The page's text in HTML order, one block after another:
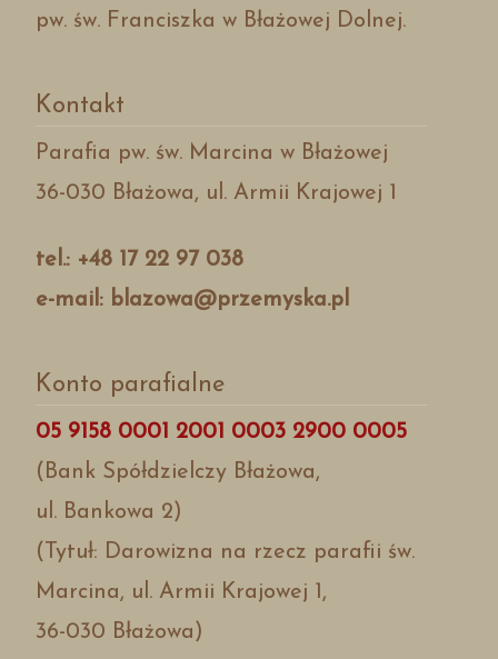
pw. św. Franciszka w Błażowej Dolnej.
Kontakt
Parafia pw. św. Marcina w Błażowej
36-030 Błażowa, ul. Armii Krajowej 1
tel.: +48 17 22 97 038
e-mail: blazowa@przemyska.pl
Konto parafialne
05 9158 0001 2001 0003 2900 0005
(Bank Spółdzielczy Błażowa,
ul. Bankowa 2)
(Tytuł: Darowizna na rzecz parafii św.
Marcina, ul. Armii Krajowej 1,
36-030 Błażowa)